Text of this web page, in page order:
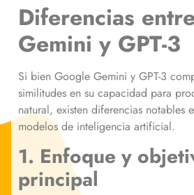
Diferencias
Gemini y GPT-3
Si bien Google Gemini y GPT-3
similitudes en su capacidad para
natural, existen diferencias notables
modelos de inteligencia artificial.
1. Enfoque y
principal